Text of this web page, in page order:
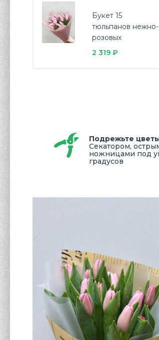
Букет 15
тюльпанов нежно-
розовых
2 319 ₽
Подрежьте
Секатором,
ножницами под
градусов